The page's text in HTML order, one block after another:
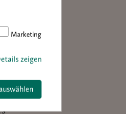
Marketing
zeigen